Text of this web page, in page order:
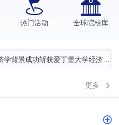
热门活动 全球院校库
商务硕士录取案例
体与创意产业硕士录取案例
学背景成功斩获爱丁堡大学经济学
“供应链”故事敲开哥大、宾大之门
学院UCL录取案例解析
更多